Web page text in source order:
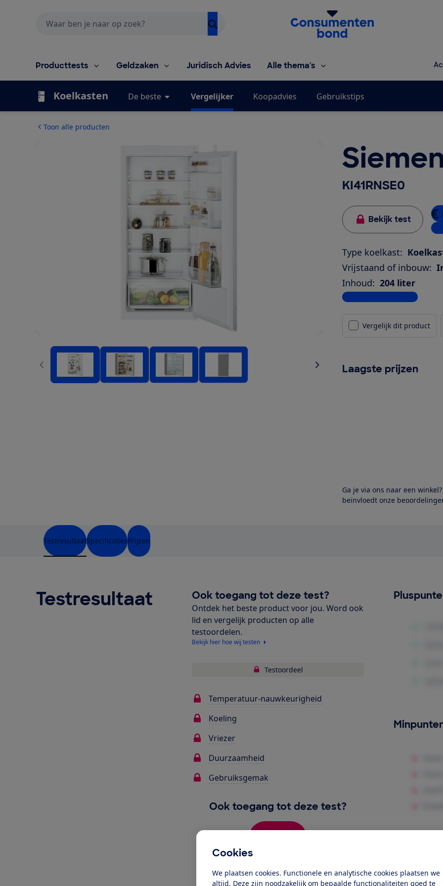
Cookies
We plaatsen cookies. Functionele en analytische cookies plaatsen we
altijd. Deze zijn noodzakelijk om bepaalde functionaliteiten goed te
Homepage van de Consumentenbond
Producttests Geldzaken Juridisch Advies Alle thema's
Koelkasten De beste Vergelijker Koopadvies Gebruikstips
Toon alle producten
KI41RNSE0
Bekijk test €
5
Type koelkast:
Vrijstaand of inbouw:
Inhoud: 204 liter
Bekijk alle specificaties
Vergelijk dit product
Laagste prijzen
Ga je via ons naar een
beïnvloedt onze
TestresultaatSpecificatiesPrijzen
Testresultaat Ook toegang tot deze test?
Ontdek het beste product voor jou. Word ook
lid en vergelijk producten op alle
testoordelen.
Bekijk hier hoe wij testen
Testoordeel
Temperatuur-nauwkeurigheid
Koeling
Vriezer
Duurzaamheid
Gebruiksgemak
Ook toegang tot deze test?